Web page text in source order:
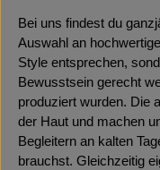
Bei uns findest du
Auswahl an
Style entsprechen,
Bewusstsein gerecht
produziert wurden. Die
der Haut und machen
Begleitern an kalten
brauchst. Gleichzeitig